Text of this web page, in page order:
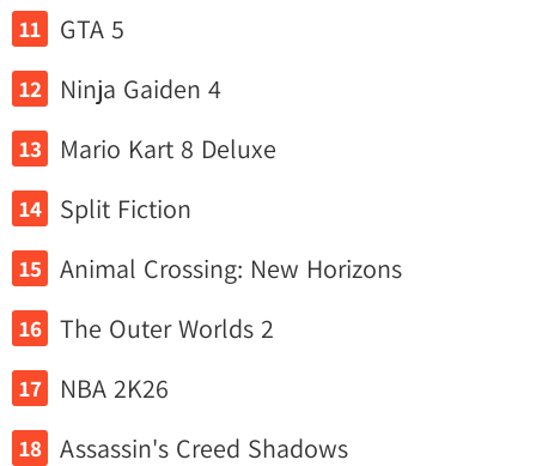
GTA 5
Ninja Gaiden 4
Mario Kart 8 Deluxe
Split Fiction
Animal Crossing: New Horizons
The Outer Worlds 2
NBA 2K26
Assassin's Creed Shadows